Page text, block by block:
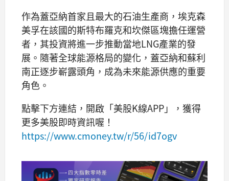
作為蓋亞納首家且最大的石油生產商，埃克森
美孚在該國的斯特布羅克和坎傑區塊擔任運營
者，其投資將進一步推動當地LNG產業的發
展。隨著全球能源格局的變化，蓋亞納和蘇利
南正逐步嶄露頭角，成為未來能源供應的重要
角色。
點擊下方連結，開啟「美股K線APP」，獲得
更多美股即時資訊喔！
https://www.cmoney.tw/r/56/id7ogv